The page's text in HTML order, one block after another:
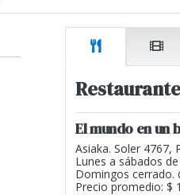
El mundo en un
Asiaka. Soler 4767,
Lunes a sábados
Domingos cerrado.
Precio promedio: $